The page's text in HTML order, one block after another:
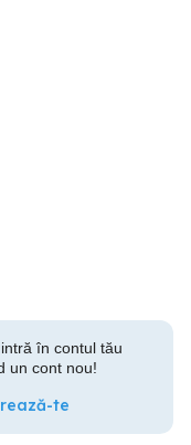
în contul tău
un cont nou!
te